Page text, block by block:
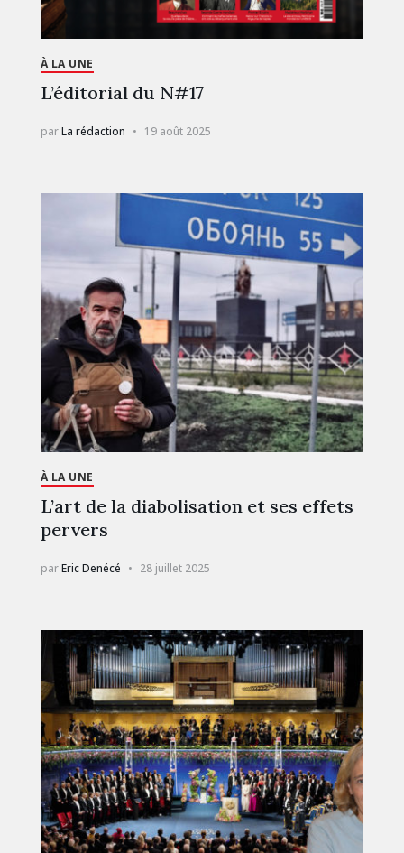
À LA UNE
L’éditorial du N#17
parLa rédaction 19 août 2025
À LA UNE
L’art de la diabolisation et ses effets
pervers
parEric Denécé 28 juillet 2025